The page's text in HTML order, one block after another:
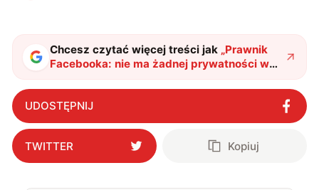
Chcesz czytać więcej treści jak „Prawnik
Facebooka: nie ma żadnej prywatności w
serwisie"?
UDOSTĘPNIJ
TWITTER Kopiuj